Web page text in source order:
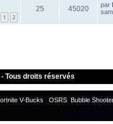
1 2
25 45020 par
Tous droits réservés
V-Bucks OSRS Bubble